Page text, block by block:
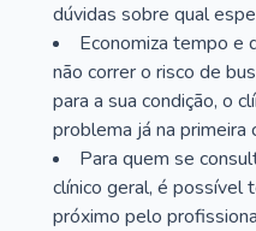
dúvidas sobre qual
Economiza tempo e
não correr o risco de
para a sua condição, o
problema já na primeira
Para quem se
clínico geral, é possível
próximo pelo